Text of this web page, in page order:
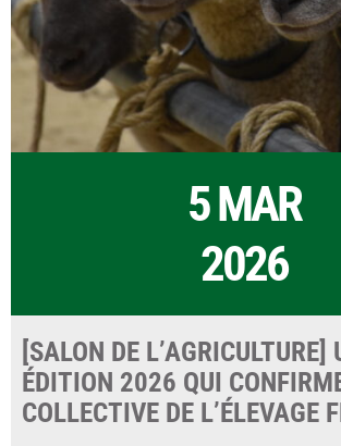
5 MAR
2026
[SALON DE L’AGRICULTURE]
ÉDITION 2026 QUI
COLLECTIVE DE L’ÉLEVAGE